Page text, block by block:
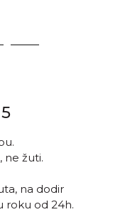
5
ne žuti.
na dodir
roku od 24h.